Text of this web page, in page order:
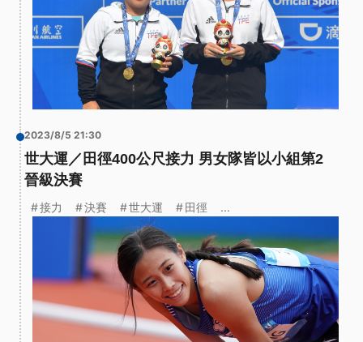
2023/8/5 21:30
世大運／田徑400公尺接力 男女隊皆以小組第2
晉級決賽
接力 決賽 世大運 田徑 ...